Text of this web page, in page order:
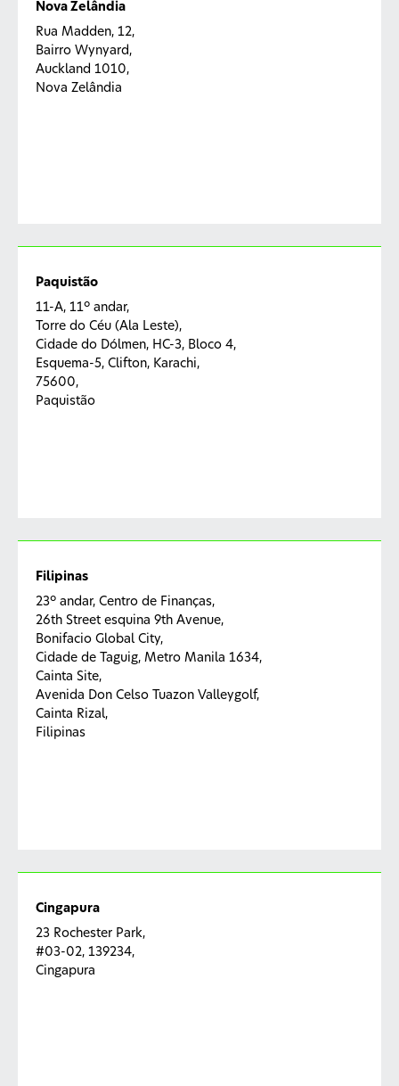
Jalan Kemajuan, Seksyen 13,
46200 Petaling Jaya, Selangor, Malaysia
Nova Zelândia
Rua Madden, 12,
Bairro Wynyard,
Auckland 1010,
Nova Zelândia
Paquistão
11-A, 11º andar,
Torre do Céu (Ala Leste),
Cidade do Dólmen, HC-3, Bloco 4,
Esquema-5, Clifton, Karachi,
75600,
Paquistão
Filipinas
23º andar, Centro de Finanças,
26th Street esquina 9th Avenue,
Bonifacio Global City,
Cidade de Taguig, Metro Manila 1634,
Cainta Site,
Avenida Don Celso Tuazon Valleygolf,
Cainta Rizal,
Filipinas
Cingapura
23 Rochester Park,
#03-02, 139234,
Cingapura